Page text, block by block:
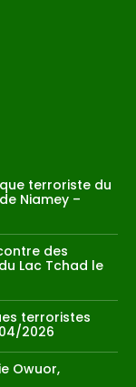
terroriste du
Niamey –
des
Lac Tchad le
terroristes
2026
Owuor,